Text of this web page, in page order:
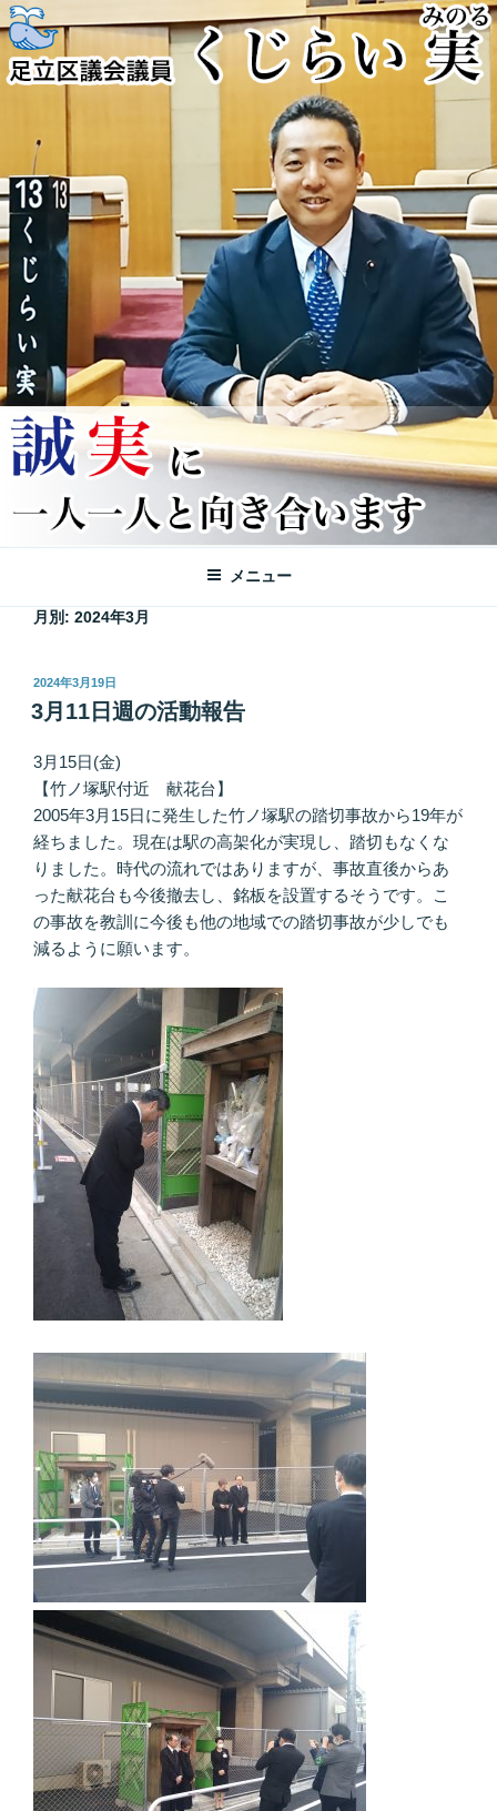
コ
ン
テ
ス
キ
ッ
プ
くじらい実
足立区を全力疾走！！
メニュー
月別: 2024年3月
投
稿
日:
2024年3月19日
3月11日週の活動報告
3月15日(金)
【竹ノ塚駅付近 献花台】
2005年3月15日に発生した竹ノ塚駅の踏切事故から19年が
経ちました。現在は駅の高架化が実現し、踏切もなくな
りました。時代の流れではありますが、事故直後からあ
った献花台も今後撤去し、銘板を設置するそうです。こ
の事故を教訓に今後も他の地域での踏切事故が少しでも
減るように願います。